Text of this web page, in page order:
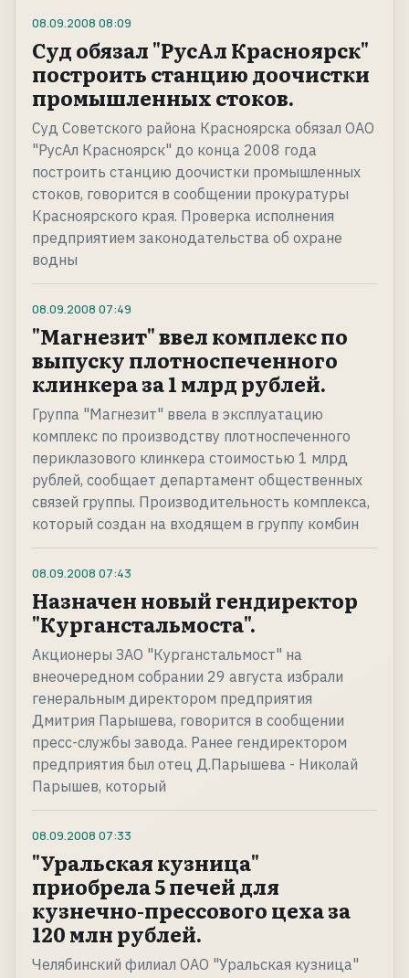
08.09.2008 08:09
Суд обязал "РусАл Красноярск"
построить станцию доочистки
промышленных стоков.
Суд Советского района Красноярска обязал ОАО
"РусАл Красноярск" до конца 2008 года
построить станцию доочистки промышленных
стоков, говорится в сообщении прокуратуры
Красноярского края. Проверка исполнения
предприятием законодательства об охране
водны
08.09.2008 07:49
"Магнезит" ввел комплекс по
выпуску плотноспеченного
клинкера за 1 млрд рублей.
Группа "Магнезит" ввела в эксплуатацию
комплекс по производству плотноспеченного
периклазового клинкера стоимостью 1 млрд
рублей, сообщает департамент общественных
связей группы. Производительность комплекса,
который создан на входящем в группу комбин
08.09.2008 07:43
Назначен новый гендиректор
"Курганстальмоста".
Акционеры ЗАО "Курганстальмост" на
внеочередном собрании 29 августа избрали
генеральным директором предприятия
Дмитрия Парышева, говорится в сообщении
пресс-службы завода. Ранее гендиректором
предприятия был отец Д.Парышева - Николай
Парышев, который
08.09.2008 07:33
"Уральская кузница"
приобрела 5 печей для
кузнечно-прессового цеха за
120 млн рублей.
Челябинский филиал ОАО "Уральская кузница"